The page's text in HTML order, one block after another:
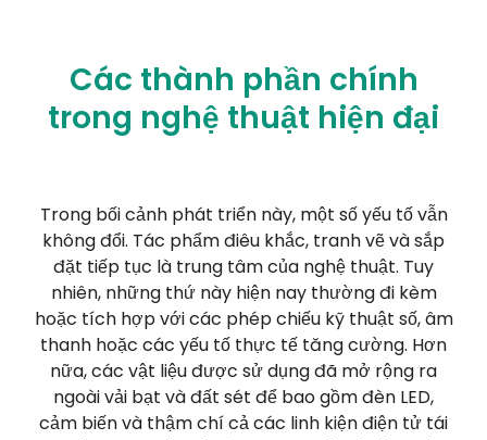
Các thành phần chính
trong nghệ thuật hiện đại
Trong bối cảnh phát triển này, một số yếu tố vẫn
không đổi. Tác phẩm điêu khắc, tranh vẽ và sắp
đặt tiếp tục là trung tâm của nghệ thuật. Tuy
nhiên, những thứ này hiện nay thường đi kèm
hoặc tích hợp với các phép chiếu kỹ thuật số, âm
thanh hoặc các yếu tố thực tế tăng cường. Hơn
nữa, các vật liệu được sử dụng đã mở rộng ra
ngoài vải bạt và đất sét để bao gồm đèn LED,
cảm biến và thậm chí cả các linh kiện điện tử tái